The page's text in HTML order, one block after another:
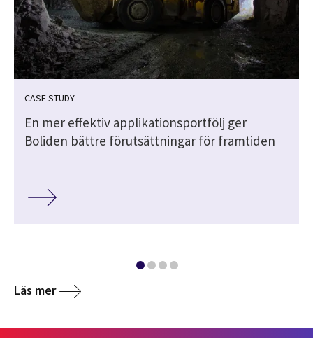
CASE STUDY
En mer effektiv applikationsportfölj ger
Boliden bättre förutsättningar för framtiden
Läs mer